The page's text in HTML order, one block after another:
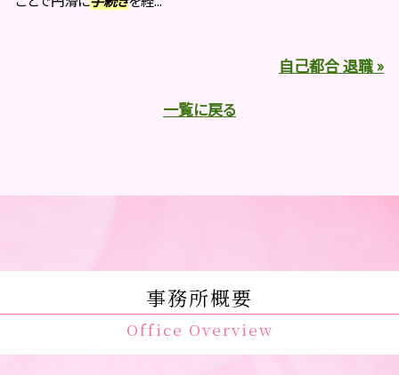
自己都合 退職 »
一覧に戻る
事務所概要
Office Overview